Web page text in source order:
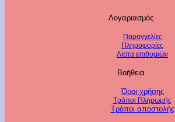
Λογαριασμός
Παραγγελίες
Πληροφορίες
Λίστα επιθυμιών
Βοήθεια
Όροι χρήσης
Τρόποι Πληρωμής
Τρόποι αποστολής